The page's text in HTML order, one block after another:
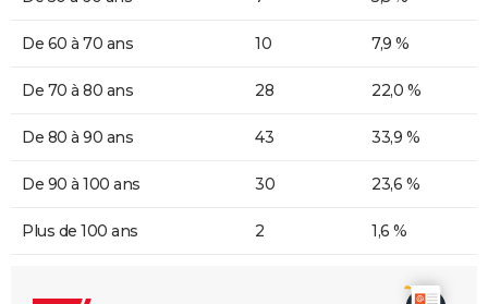
De 60 à 70 ans 10 7,9 %
De 70 à 80 ans 28 22,0 %
De 80 à 90 ans 43 33,9 %
De 90 à 100 ans 30 23,6 %
Plus de 100 ans 2 1,6 %